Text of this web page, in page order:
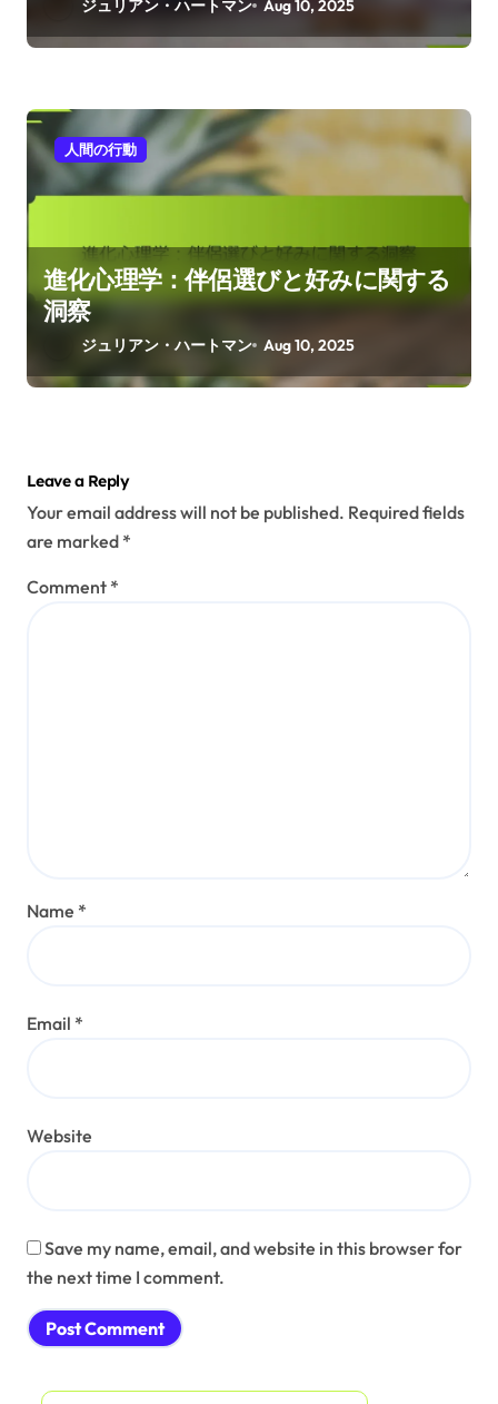
ジュリアン・ハートマン Aug 10, 2025
人間の行動
進化心理学：伴侶選びと好みに関する
洞察
ジュリアン・ハートマン Aug 10, 2025
Leave a Reply
Your email address will not be published. Required fields
are marked *
Comment *
Name *
Email *
Website
Save my name, email, and website in this browser for
the next time I comment.